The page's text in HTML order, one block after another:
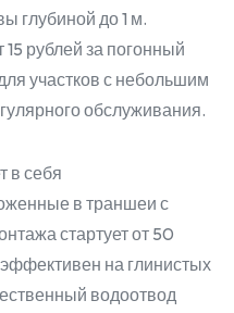
глубиной до 1 м.
рублей за погонный
участков с небольшим
обслуживания.
в себя
в траншеи с
стартует от 50
на глинистых
водоотвод